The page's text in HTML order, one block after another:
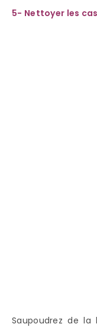
5- Nettoyer les
Saupoudrez de la